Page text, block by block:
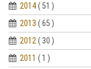
2014( 51 )
2013 ( 65 )
2012( 30 )
2011 ( 1 )